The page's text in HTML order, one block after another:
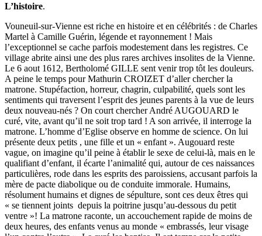
L’histoire.
Vouneuil-sur-Vienne est riche en histoire et en célébrités : de Charles
Martel à Camille Guérin, légende et rayonnement ! Mais
l’exceptionnel se cache parfois modestement dans les registres. Ce
village abrite ainsi une des plus rares archives insolites de la Vienne.
Le 6 aout 1612, Bertholomé GILLE sent venir trop tôt les douleurs.
A peine le temps pour Mathurin CROIZET d’aller chercher la
matrone. Stupéfaction, horreur, chagrin, culpabilité, quels sont les
sentiments qui traversent l’esprit des jeunes parents à la vue de leurs
deux nouveau-nés ? On court chercher André AUGOUARD le
curé, vite, avant qu’il ne soit trop tard ! A son arrivée, il interroge la
matrone. L’homme d’Eglise observe en homme de science. On lui
présente deux petits , une fille et un « enfant ». Augouard reste
vague, on imagine qu’il peine à établir le sexe de celui-là, mais en le
qualifiant d’enfant, il écarte l’animalité qui, autour de ces naissances
particulières, rode dans les esprits des paroissiens, accusant parfois la
mère de pacte diabolique ou de conduite immorale. Humains,
résolument humains et dignes de sépulture, sont ces deux êtres qui
« se tiennent joints depuis la poitrine jusqu’au-dessous du petit
ventre »! La matrone raconte, un accouchement rapide de moins de
deux heures, des enfants venus au monde « embrassés, leur visage